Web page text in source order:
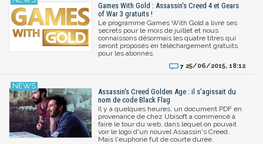
Games With Gold : Assassin's Creed 4 et Gears
of War 3 gratuits !
Le programme Games With Gold a livré ses
secrets pour le mois de juillet et nous
connaissons désormais les quatre titres qui
seront proposés en téléchargement gratuits
pour les abonnés.
7 25/06/2015, 18:12
Assassin's Creed Golden Age : il s'agissait du
nom de code Black Flag
Il y a quelques heures, un document PDF en
provenance de chez Ubisoft a commencé à
faire le tour du web, dans lequel on pouvait
voir le logo d'un nouvel Assassin's Creed.
Mais l'euphorie fut de courte durée.